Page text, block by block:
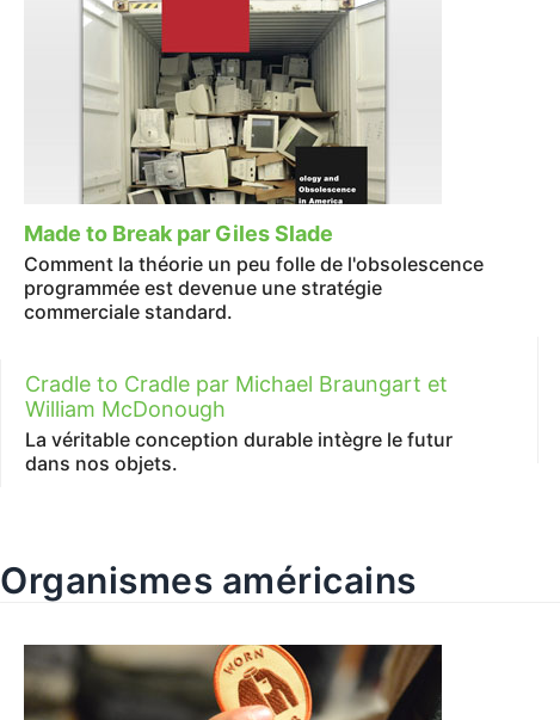
Made to Break par Giles Slade
Comment la théorie un peu folle de l'obsolescence
programmée est devenue une stratégie
commerciale standard.
Cradle to Cradle par Michael Braungart et
William McDonough
La véritable conception durable intègre le futur
dans nos objets.
Organismes américains